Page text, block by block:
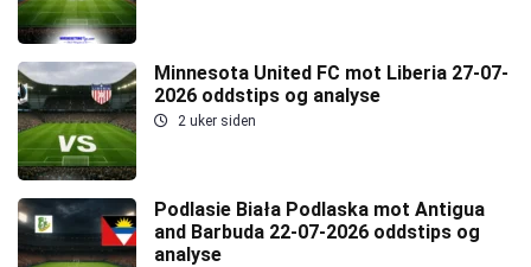
Minnesota United FC mot Liberia 27-07-
2026 oddstips og analyse
2 uker siden
Podlasie Biała Podlaska mot Antigua
and Barbuda 22-07-2026 oddstips og
analyse